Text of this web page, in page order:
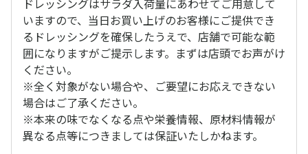
ドレッシングはサラダ入荷量にあわせてご用意して
いますので、当日お買い上げのお客様にご提供でき
るドレッシングを確保したうえで、店舗で可能な範
囲になりますがご提示します。まずは店頭でお声がけ
ください。
※全く対象がない場合や、ご要望にお応えできない
場合はご了承ください。
※本来の味でなくなる点や栄養情報、原材料情報が
異なる点等につきましては保証いたしかねます。